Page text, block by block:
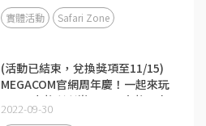
實體活動 Safari Zone
(活動已結束，兌換獎項至11/15)
MEGACOM官網周年慶！一起來玩
100%中獎刮刮樂吧～最大獎再來
一顆！(2022.10.01~10.31)
2022-09-30